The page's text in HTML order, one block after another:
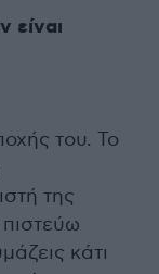
είναι
του. Το
της
κάτι